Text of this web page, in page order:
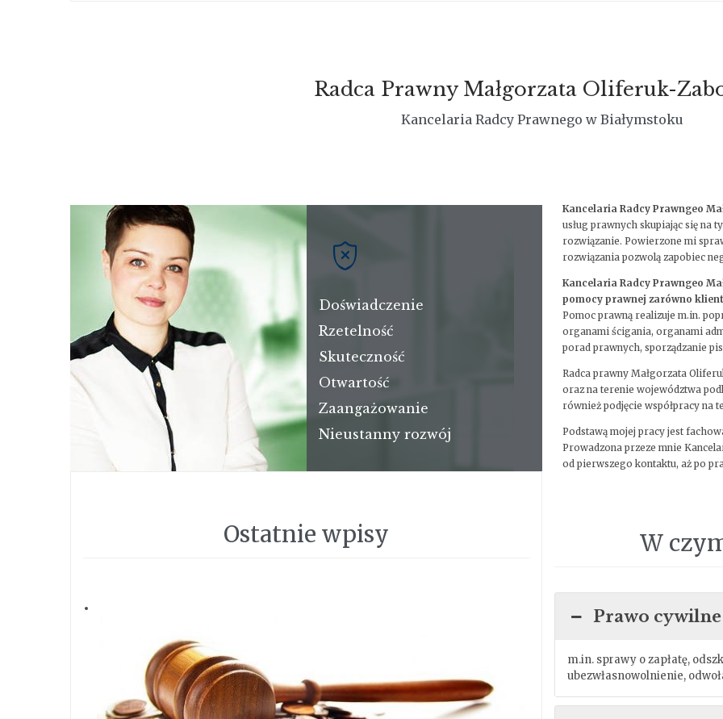
Radca Prawny Małgorzata Oliferuk-
Kancelaria Radcy Prawnego w Białymstoku

Doświadczenie
Rzetelność
Skuteczność
Otwartość
Zaangażowanie
Nieustanny rozwój
Ostatnie wpisy
Kancelaria Radcy Prawngeo
usług prawnych skupiając się na
rozwiązanie. Powierzone mi
rozwiązania pozwolą zapobiec
Kancelaria Radcy Prawngeo
pomocy prawnej zarówno
Pomoc prawną realizuje m.in.
organami ścigania, organami
porad prawnych, sporządzanie
Radca prawny Małgorzata
oraz na terenie województwa
również podjęcie współpracy na
Podstawą mojej pracy jest
Prowadzona przeze mnie
od pierwszego kontaktu, aż po
W
Prawo cywilne
m.in. sprawy o zapłatę,
ubezwłasnowolnienie,